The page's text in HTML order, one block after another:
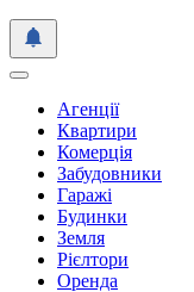
Агенції
Квартири
Комерція
Забудовники
Гаражі
Будинки
Земля
Рієлтори
Оренда